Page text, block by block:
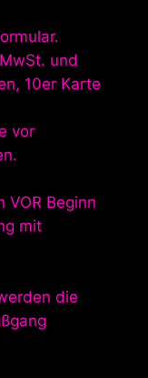
und
10er Karte
vor
VOR Beginn
mit
die